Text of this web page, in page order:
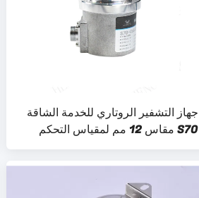
جهاز التشفير الروتاري للخدمة الشاقة
S70 مقاس 12 مم لمقياس التحكم
الآلي